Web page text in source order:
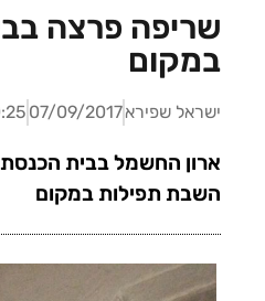
שריפה פרצה
במקום
ישראל שפירא07/09/2017
ארון החשמל בבית הכנסת
השבת תפילות במקום